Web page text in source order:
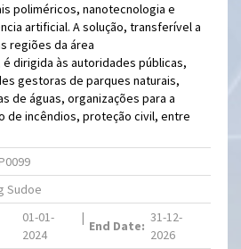
poliméricos, nanotecnologia e
artificial. A solução, transferível a
regiões da área
é dirigida às autoridades públicas,
gestoras de parques naturais,
de águas, organizações para a
de incêndios, proteção civil, entre
Sudoe
01-01-
2024
|
End Date:
31-12-
2026